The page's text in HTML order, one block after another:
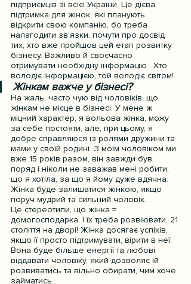
підприємців зі всієї України. Це дієва
підтримка для жінок, які планують
відкрити свою компанію, бо треба
налагодити зв’язки, почути про досвід
тих, хто вже пройшов цей етап розвитку
бізнесу. Важливо й своєчасно
отримувати необхідну інформацію . Хто
володіє інформацією, той володіє світом!
Жінкам важче у бізнесі?
На жаль, часто чую від чоловіків, що
жінкам не місце в бізнесі. У мене ж
міцний характер, я вольова жінка, можу
за себе постояти, але, при цьому, я
добре справляюся із ролями дружини та
мами у своїй родині. З моїм чоловіком ми
вже 15 років разом, він завжди був
поряд і ніколи не заважав мені робити,
що я хотіла, за що я йому дуже вдячна.
Жінка буде залишатися жінкою, якщо
поруч мудрий та сильний чоловік.
Це стереотипи, що жінка =
домогосподарка. І їх треба розвіювати, 21
століття на дворі! Жінка досягає успіхів,
якщо її просто підтримувати, вірити в неї.
Вона буде більше енергії та любові
віддавати чоловіку, який дозволяє їй
розвиватись та вільно обирати, чим хоче
займатись.